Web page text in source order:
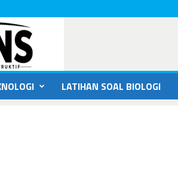
LATIHAN SOAL BIOLOGI